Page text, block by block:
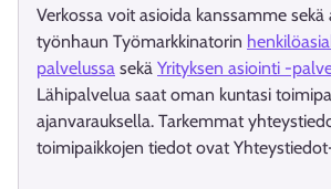
Verkossa voit asioida kanssamme sekä
työnhaun Työmarkkinatorin
palvelussa sekä Yrityksen asiointi -
Lähipalvelua saat oman kuntasi
ajanvarauksella. Tarkemmat
toimipaikkojen tiedot ovat